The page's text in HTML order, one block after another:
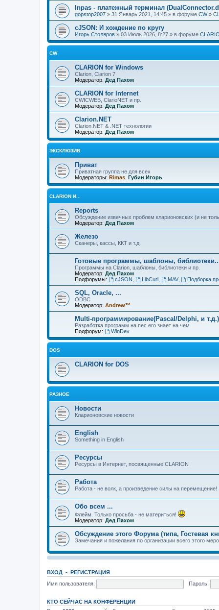
Inpas - платежный терминал
gopstop2007 » 31 Январь 2021, 14:45 » в форуме CW»
cJSON: И хождение по кругу
Игорь Столяров » 03 Июль 2026, 8:27 » в форуме
CW
CLARION for Windows
Clarion, Clarion 7
Модератор: Дед Пахом
CLARION for Internet
CWICWEB, ClarioNET и пр.
Модератор: Дед Пахом
Clarion.NET
Clarion.NET & .NET технологии
Модератор: Дед Пахом
ЭКСКЛЮЗИВ
Приват
Приватная группа не для всех
Модераторы: Rimas Губин Игорь
CLARION И...
Reports
Обсуждение извечных проблем кларионовских (и не
Модератор: Дед Пахом
Железо
Сканеры, кассы, ККТ и т.д.
Готовые программы, шаблоны,
Программы на Clarion, шаблоны, библиотеки и пр.
Модератор: Дед Пахом
Подфорумы:
cJSON LibCurl, MAV, Подборка
SQL, Oracle, ...
ODBC
Модератор: Andrew™
Multi-программирование(Pascal/Delphi, и т.д.)
Разработка программ на пес его знает на чем
Подфорум:
WinDev
DOS
CLARION for DOS
РАЗНОЕ
Новости
Кларионовские новости
English
Something in English
Ресурсы
Ресурсы в Интернет, посвященные CLARION
Работа
Работа - не волк, а произведение силы на перемещение!
Обо всем ...
Флейм. Только просьба - не материться!
Модератор: Дед Пахом
Обсуждение этого Форума (типа, Гостевая
Замечания и пожелания по организации всего этого
ВХОД • РЕГИСТРАЦИЯ
Имя пользователя:
Пароль:
КТО СЕЙЧАС НА КОНФЕРЕНЦИИ